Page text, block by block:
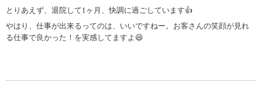
とりあえず、退院して1ヶ月、快調に過ごしています👍
やはり、仕事が出来るってのは、いいですねー。お客さんの笑顔が見れ
る仕事で良かった！を実感してますよ😆